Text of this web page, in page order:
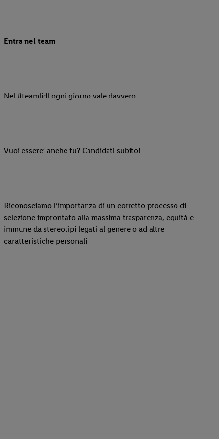
Entra nel team
Nel #teamlidl ogni giorno vale davvero.
Vuoi esserci anche tu? Candidati subito!
Riconosciamo l’importanza di un corretto processo di
selezione improntato alla massima trasparenza, equità e
immune da stereotipi legati al genere o ad altre
caratteristiche personali.